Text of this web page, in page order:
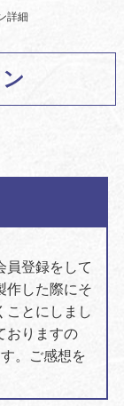
詳細
員登録をして
作した際にそ
ことにしまし
おりますの
。
ご感想を